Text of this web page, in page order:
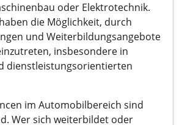
oder Elektrotechnik.
die Möglichkeit, durch
und Weiterbildungsangebote
insbesondere in
dienstleistungsorientierten
im Automobilbereich sind
Wer sich weiterbildet oder